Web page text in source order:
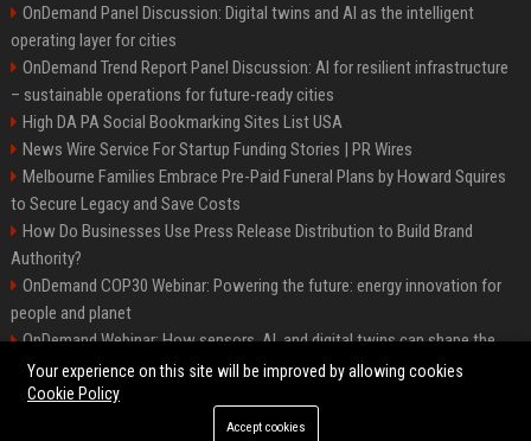
OnDemand Panel Discussion: Digital twins and AI as the intelligent
operating layer for cities
OnDemand Trend Report Panel Discussion: AI for resilient infrastructure
– sustainable operations for future-ready cities
High DA PA Social Bookmarking Sites List USA
News Wire Service For Startup Funding Stories | PR Wires
Melbourne Families Embrace Pre-Paid Funeral Plans by Howard Squires
to Secure Legacy and Save Costs
How Do Businesses Use Press Release Distribution to Build Brand
Authority?
OnDemand COP30 Webinar: Powering the future: energy innovation for
people and planet
OnDemand Webinar: How sensors, AI, and digital twins can shape the
future of urban transport
©2026 BipHoo UK. All right reserved.
Your experience on this site will be improved by allowing cookies
Cookie Policy
Accept cookies